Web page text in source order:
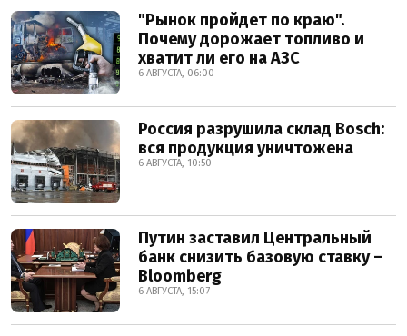
"Рынок пройдет по краю".
Почему дорожает топливо и
хватит ли его на АЗС
6 АВГУСТА, 06:00
Россия разрушила склад Bosch:
вся продукция уничтожена
6 АВГУСТА, 10:50
Путин заставил Центральный
банк снизить базовую ставку –
Bloomberg
6 АВГУСТА, 15:07